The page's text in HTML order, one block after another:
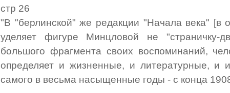
стр 26
"В "берлинской" же редакции "Начала века" [в
уделяет фигуре Минцловой не "страничку-
большого фрагмента своих воспоминаний,
определяет и жизненные, и литературные, и
самого в весьма насыщенные годы - с конца